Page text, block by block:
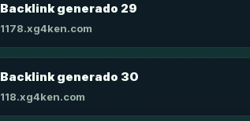
Backlink generado 29
1178.xg4ken.com
Backlink generado 30
118.xg4ken.com